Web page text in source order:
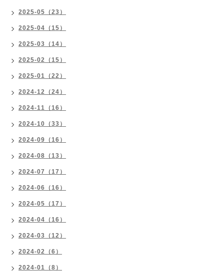
2025-05（23）
2025-04（15）
2025-03（14）
2025-02（15）
2025-01（22）
2024-12（24）
2024-11（16）
2024-10（33）
2024-09（16）
2024-08（13）
2024-07（17）
2024-06（16）
2024-05（17）
2024-04（16）
2024-03（12）
2024-02（6）
2024-01（8）